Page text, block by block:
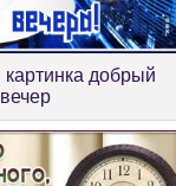
добрый
вечер